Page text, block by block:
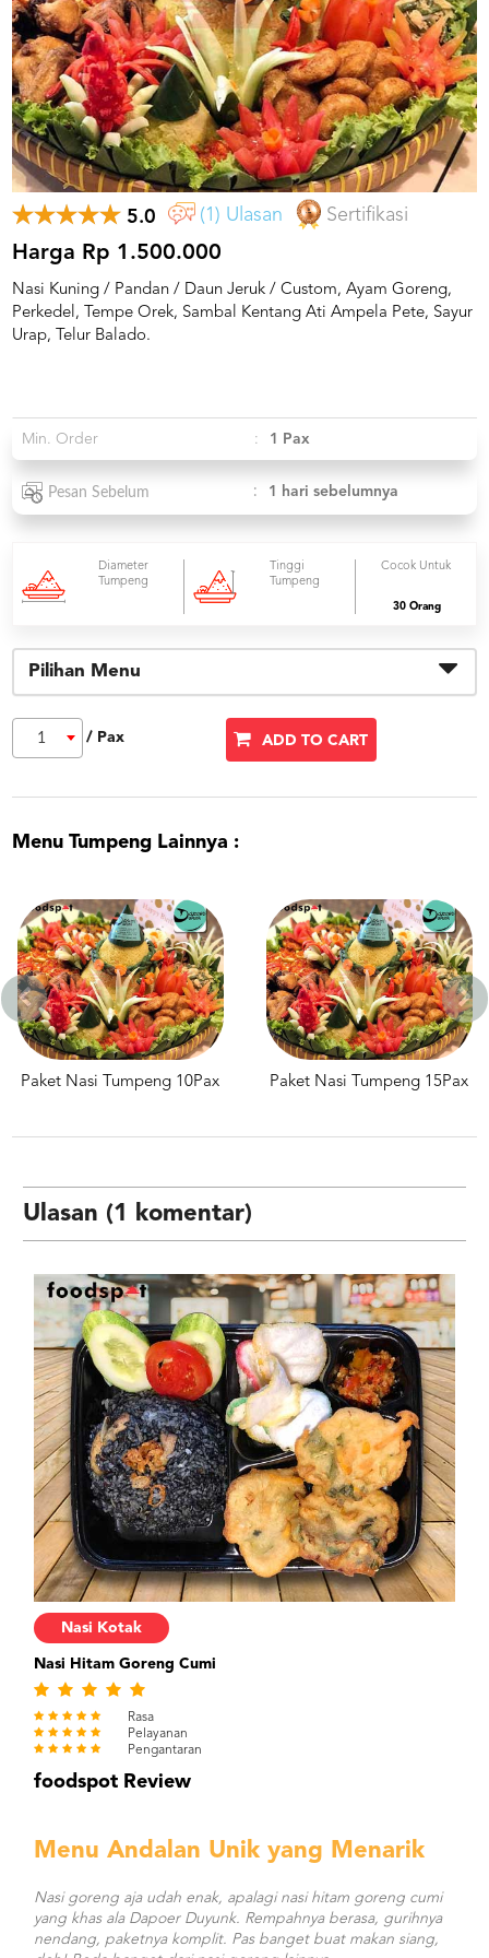
US
CATERERS
BLOG
TERMS
&
CONDITIONS
CALL
CENTER
021
3494
LOGIN
DAFTAR
5.0 (1) Ulasan Sertifikasi
Harga Rp 1.500.000
Nasi Kuning / Pandan / Daun Jeruk / Custom, Ayam Goreng,
Perkedel, Tempe Orek, Sambal Kentang Ati Ampela Pete, Sayur
Urap, Telur Balado.
Min. Order : 1 Pax
Pesan Sebelum : 1 hari sebelumnya
Diameter
Tumpeng
Tinggi
Tumpeng
Cocok Untuk
30 Orang
Pilihan Menu
1 / Pax ADD TO CART
Menu Tumpeng Lainnya :
10Pax Paket Nasi Tumpeng 15Pax Paket Nasi
Ulasan (1 komentar)
Nasi Kotak
Nasi Hitam Goreng Cumi
Rasa
Pelayanan
Pengantaran
foodspot Review
Menu Andalan Unik yang Menarik
Nasi goreng aja udah enak, apalagi nasi hitam goreng cumi
yang khas ala Dapoer Duyunk. Rempahnya berasa, gurihnya
nendang, paketnya komplit. Pas banget buat makan siang,